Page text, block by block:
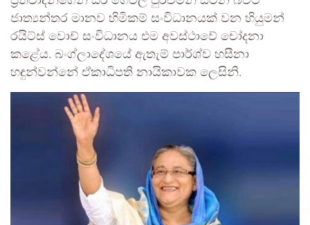
ජාත්‍යන්තර මානව හිමිකම් සංවිධානයක් වන හියුමන්
රයිට්ස් වොච් සංවිධානය එම අවස්ථාවේ චෝදනා
කළේය. බංග්ලාදේශයේ ඇතැම් පාර්ශ්ව හසීනා
හඳුන්වන්නේ ඒකාධිපති නායිකාවක ලෙසිනි.